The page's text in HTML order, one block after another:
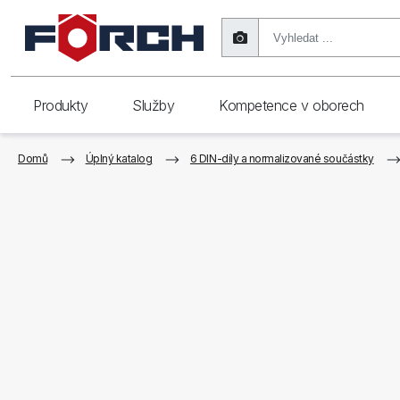
Produkty Služby Kompetence v oborech
Domů Úplný katalog 6 DIN-díly a normalizované součástky